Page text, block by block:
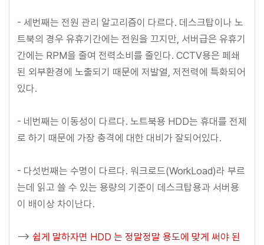
- 세번째는 전원 관리 알고리즘이 다르다. 데스크탑이나 노
트북의 경우 유휴기간에는 전원을 끄지만, 서버급은 유휴기
간에는 RPM을 줄여 전력소비를 줄인다. CCTV용은 페쇄
된 외부환경에 노출되기 때문에 저발열, 저전력에 특화되어
있다.
- 네번째는 이동성이 다르다. 노트북용 HDD는 휴대를 전제
로 하기 때문에 가장 충격에 대한 대비가 잘되어있다.
- 다섯번째는 수명이 다르다. 워크로드(WorkLoad)라 부르
는데 읽고 쓸 수 있는 용량의 기준이 데스크탑용과 서버용
이 배이상 차이난다.
--> 쉽게 말하자면 HDD 는 정말정말 용도에 맞게 써야 된